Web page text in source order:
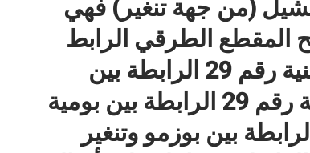
(من جهة تنغير) فهي
المقطع الطرقي الرابط
بين ميدلت والريش، والطريق الوطنية رقم 29 الرابطة بين
بولعجول وبولمان، والطريق الوطنية رقم 29 الرابطة بين بومية
وأغبالو، والطريق الوطنية رقم 12 الرابطة بين بوزمو وتنغير